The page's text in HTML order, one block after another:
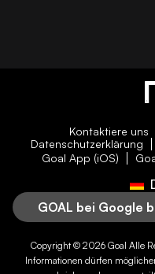
Kontaktiere uns
Datenschutzerklärung
Goal App (iOS)
GOAL bei Google
Copyright © 2026 Goal Alle
Informationen dürfen